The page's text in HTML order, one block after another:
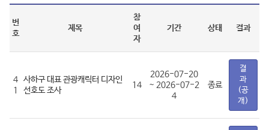
번
호
제목
참
여
자
기간 상태 결과
4
1
사하구 대표 관광캐릭터 디자인
선호도 조사
14
2026-07-20
~ 2026-07-2
4
종료
결
과
(공
개)